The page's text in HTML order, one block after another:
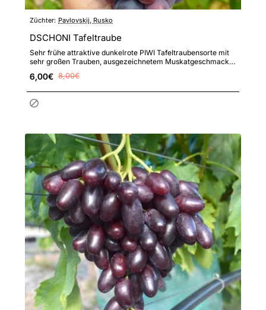
Züchter: Pavlovskij, Rusko
DSCHONI Tafeltraube
Sehr frühe attraktive dunkelrote PIWI Tafeltraubensorte mit
sehr großen Trauben, ausgezeichnetem Muskatgeschmack,
6,00€ 8,00€